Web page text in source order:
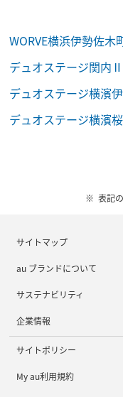
WORVE横浜伊勢佐木
デュオステージ関内Ⅱ
デュオステージ横濱
デュオステージ横濱
表記
サイトマップ
au ブランドについて
サステナビリティ
企業情報
サイトポリシー
My au利用規約